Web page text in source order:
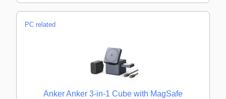
PC related
Anker Anker 3-in-1 Cube with MagSafe